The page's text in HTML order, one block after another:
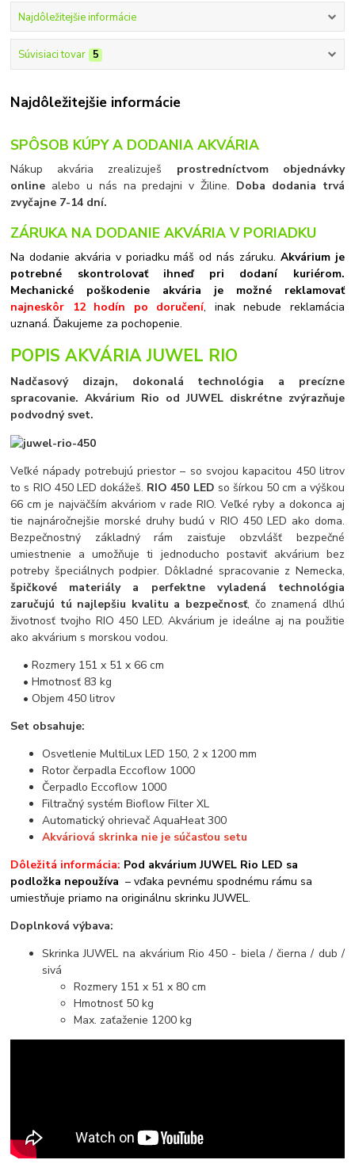
Najdôležitejšie informácie
Súvisiaci tovar 5
Najdôležitejšie informácie
SPÔSOB KÚPY A DODANIA AKVÁRIA
Nákup akvária zrealizuješ prostredníctvom objednávky
online alebo u nás na predajni v Žiline. Doba dodania trvá
zvyčajne 7-14 dní.
ZÁRUKA NA DODANIE AKVÁRIA V PORIADKU
Na dodanie akvária v poriadku máš od nás záruku. Akvárium je
potrebné skontrolovať ihneď pri dodaní kuriérom.
Mechanické poškodenie akvária je možné reklamovať
najneskôr 12 hodín po doručení, inak nebude reklamácia
uznaná. Ďakujeme za pochopenie.
POPIS AKVÁRIA JUWEL RIO
Nadčasový dizajn, dokonalá technológia a precízne
spracovanie. Akvárium Rio od JUWEL diskrétne zvýrazňuje
podvodný svet.
Veľké nápady potrebujú priestor – so svojou kapacitou 450 litrov
to s RIO 450 LED dokážeš. RIO 450 LED so šírkou 50 cm a výškou
66 cm je najväčším akváriom v rade RIO. Veľké ryby a dokonca aj
tie najnáročnejšie morské druhy budú v RIO 450 LED ako doma.
Bezpečnostný základný rám zaisťuje obzvlášť bezpečné
umiestnenie a umožňuje ti jednoducho postaviť akvárium bez
potreby špeciálnych podpier. Dôkladné spracovanie z Nemecka,
špičkové materiály a perfektne vyladená technológia
zaručujú tú najlepšiu kvalitu a bezpečnosť, čo znamená dlhú
životnosť tvojho RIO 450 LED. Akvárium je ideálne aj na použitie
ako akvárium s morskou vodou.
• Rozmery 151 x 51 x 66 cm
• Hmotnosť 83 kg
• Objem 450 litrov
Set obsahuje:
Osvetlenie MultiLux LED 150, 2 x 1200 mm
Rotor čerpadla Eccoflow 1000
Čerpadlo Eccoflow 1000
Filtračný systém Bioflow Filter XL
Automatický ohrievač AquaHeat 300
Akváriová skrinka nie je súčasťou setu
Dôležitá informácia: Pod akvárium JUWEL Rio LED sa
podložka nepoužíva – vďaka pevnému spodnému rámu sa
umiestňuje priamo na originálnu skrinku JUWEL.
Doplnková výbava:
Skrinka JUWEL na akvárium Rio 450 - biela / čierna / dub /
sivá
Rozmery 151 x 51 x 80 cm
Hmotnosť 50 kg
Max. zaťaženie 1200 kg